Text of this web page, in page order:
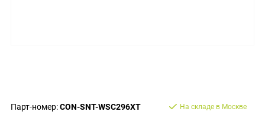
Парт-номер:CON-SNT-WSC296XT На складе в Москве